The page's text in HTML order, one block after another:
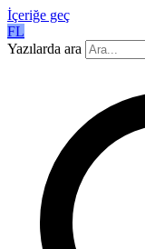
İçeriğe geç
FL
Yazılarda ara